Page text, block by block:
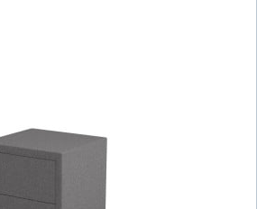
Nachttisch 2 Schubladen